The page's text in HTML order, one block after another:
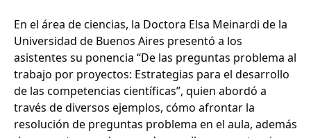
En el área de ciencias, la Doctora Elsa Meinardi de la
Universidad de Buenos Aires presentó a los
asistentes su ponencia “De las preguntas problema al
trabajo por proyectos: Estrategias para el desarrollo
de las competencias científicas”, quien abordó a
través de diversos ejemplos, cómo afrontar la
resolución de preguntas problema en el aula, además